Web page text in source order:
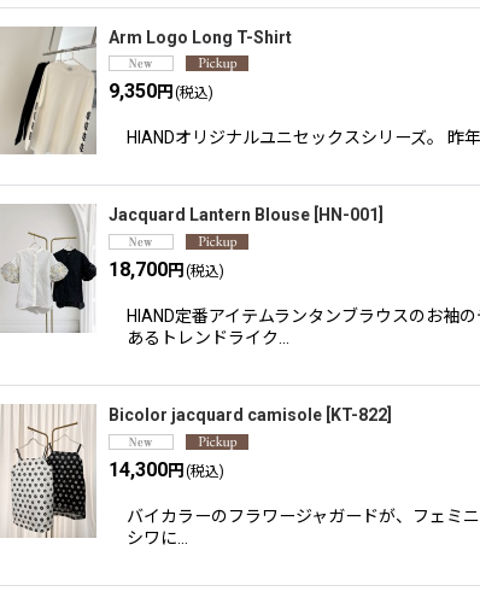
Arm Logo Long T-Shirt
9,350円 (税込)
HIANDオリジナルユニセックスシリーズ。
Jacquard Lantern Blouse HN-001
18,700円 (税込)
HIAND定番アイテムランタンブラウスのお袖
あるトレンドライク…
Bicolor jacquard camisole KT-822
14,300円 (税込)
バイカラーのフラワージャガードが、フェミ
シワに…